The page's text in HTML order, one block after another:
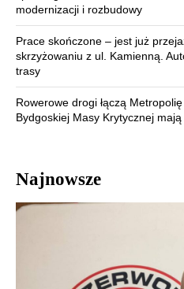
modernizacji i rozbudowy
Prace skończone – jest już
skrzyżowaniu z ul. Kamienną.
trasy
Rowerowe drogi łączą
Bydgoskiej Masy Krytycznej mają
Najnowsze